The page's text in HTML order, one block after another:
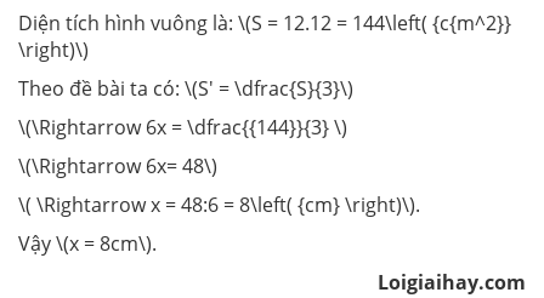
Diện tích hình vuông là: \(S = 12.12 = 144\left( {c{m^2}}
\right)\)
Theo đề bài ta có: \(S' = \dfrac{S}{3}\)
\(\Rightarrow 6x = \dfrac{{144}}{3} \)
\(\Rightarrow 6x= 48\)
\( \Rightarrow x = 48:6 = 8\left( {cm} \right)\).
Vậy \(x = 8cm\).
Loigiaihay.com